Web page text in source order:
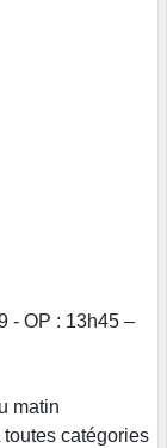
- OP : 13h45 –
matin
catégories